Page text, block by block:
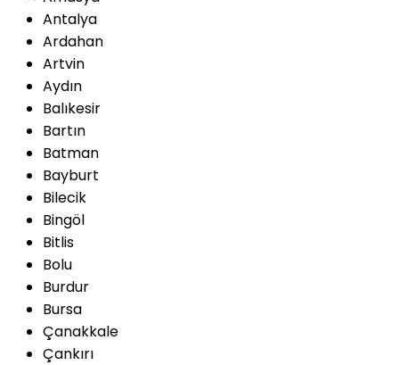
Antalya
Ardahan
Artvin
Aydın
Balıkesir
Bartın
Batman
Bayburt
Bilecik
Bingöl
Bitlis
Bolu
Burdur
Bursa
Çanakkale
Çankırı